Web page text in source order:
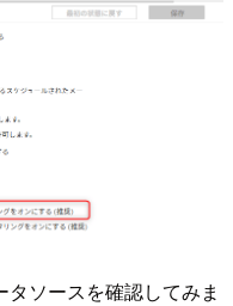
ソースを確認してみま